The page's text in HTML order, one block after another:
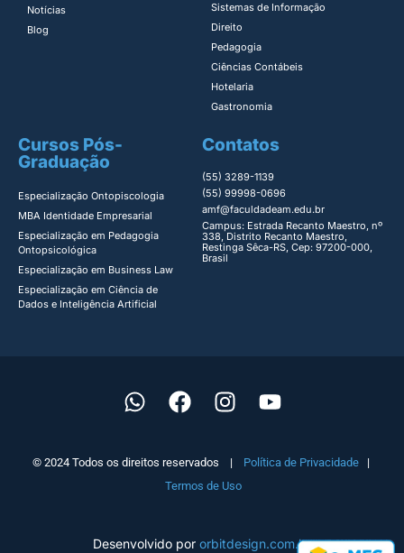
Notícias
Blog
Sistemas de Informação​
Direito​
Pedagogia
Ciências Contábeis
Hotelaria
Gastronomia
Cursos Pós-
Graduação
Especialização Ontopiscologia ​
MBA Identidade Empresarial​
Especialização em Pedagogia
Ontopsicológica​
Especialização em Business Law
Especialização em Ciência de
Dados e Inteligência Artificial
Contatos
(55) 3289-1139
(55) 99998-0696
amf@faculdadeam.edu.br
Campus: Estrada Recanto Maestro, nº
338, Distrito Recanto Maestro,
Restinga Sêca-RS, Cep: 97200-000,
Brasil
© 2024 Todos os direitos reservados | Política de Privacidade|
Termos de Uso
Desenvolvido por orbitdesign.com.br